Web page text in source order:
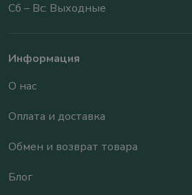
Сб – Вс: Выходные
Информация
О нас
Оплата и доставка
Обмен и возврат товара
Блог